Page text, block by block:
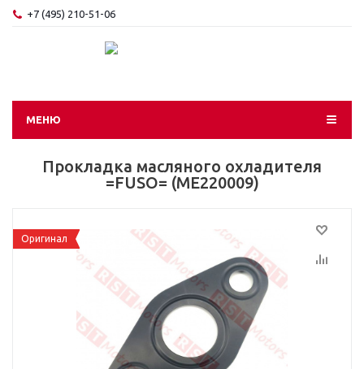
+7 (495) 210-51-06
МЕНЮ
Прокладка масляного охладителя
=FUSO= (ME220009)
Оригинал